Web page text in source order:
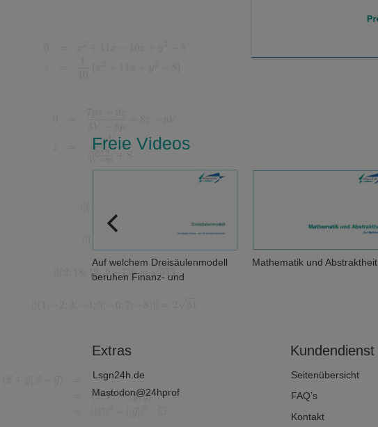
Freie Videos
Auf welchem Dreisäulenmodell
beruhen Finanz- und
Mathematik und Abstraktheit
Extras
Lsgn24h.de
Mastodon@24hprof
Kundendienst
Seitenübersicht
FAQ’s
Kontakt